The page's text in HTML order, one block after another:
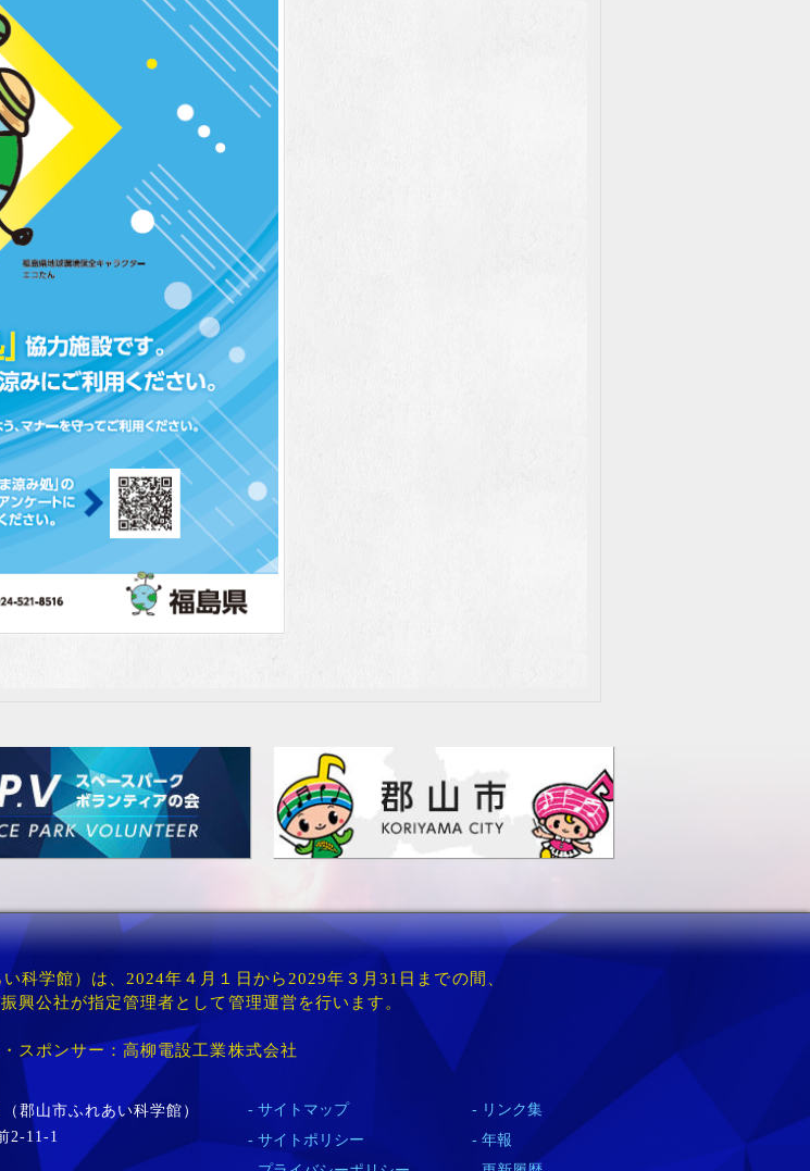
科学館）は、2024年４月１日から2029年３月31日までの間、
興公社が指定管理者として管理運営を行います。
スポンサー：高柳電設工業株式会社
郡山市ふれあい科学館）
2-11-1
サイトマップ
リンク集
サイトポリシー
年報